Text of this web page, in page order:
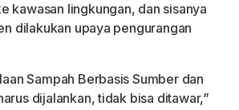
kawasan lingkungan, dan sisanya
dilakukan upaya pengurangan
Sampah Berbasis Sumber dan
dijalankan, tidak bisa ditawar,”